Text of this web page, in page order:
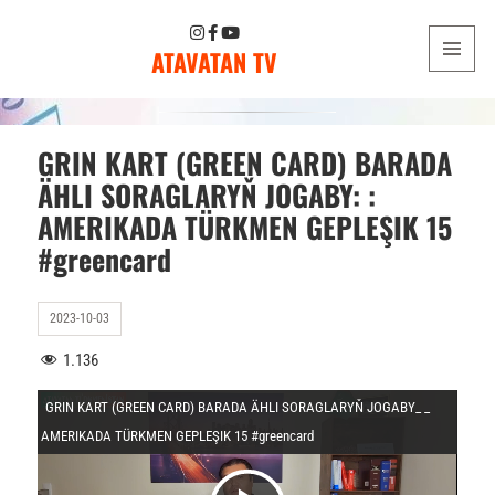
ATAVATAN TV
GRIN KART (GREEN CARD) BARADA
ÄHLI SORAGLARYŇ JOGABY: :
AMERIKADA TÜRKMEN GEPLEŞIK 15
#greencard
2023-10-03
1.136
GRIN KART (GREEN CARD) BARADA ÄHLI SORAGLARYŇ JOGABY_ _
AMERIKADA TÜRKMEN GEPLEŞIK 15 #greencard